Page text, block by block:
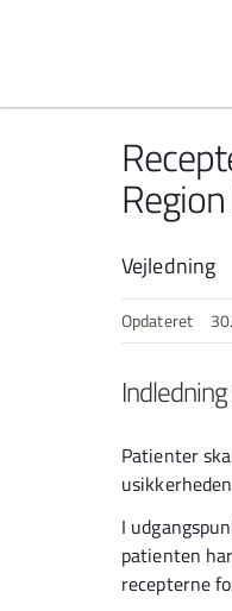
Vejledning
Opdateret
Patienter
I
patienten
recepterne